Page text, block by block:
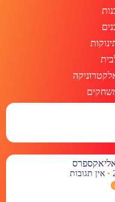
אין תגובות